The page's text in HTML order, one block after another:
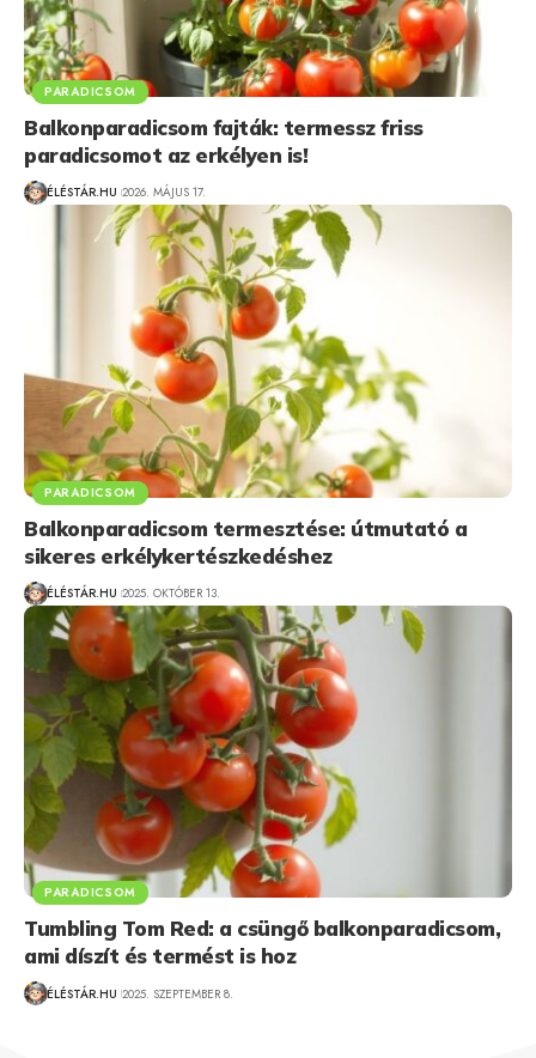
PARADICSOM
Balkonparadicsom fajták: termessz friss
paradicsomot az erkélyen is!
ÉLÉSTÁR.HU 2026. MÁJUS 17.
PARADICSOM
Balkonparadicsom termesztése: útmutató a
sikeres erkélykertészkedéshez
ÉLÉSTÁR.HU 2025. OKTÓBER 13.
PARADICSOM
Tumbling Tom Red: a csüngő balkonparadicsom,
ami díszít és termést is hoz
ÉLÉSTÁR.HU 2025. SZEPTEMBER 8.